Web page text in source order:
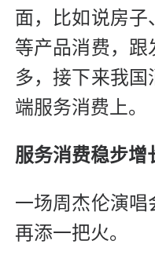
面，比如说房
等产品消费，跟
多，接下来我国
端服务消费上。
服务消费稳步增
一场周杰伦演唱
再添一把火。